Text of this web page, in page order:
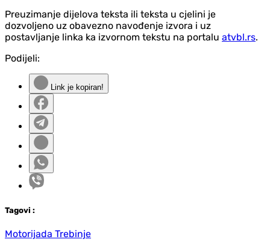
Preuzimanje dijelova teksta ili teksta u cjelini je
dozvoljeno uz obavezno navođenje izvora i uz
postavljanje linka ka izvornom tekstu na portalu atvbl.rs.
Podijeli:
Link je kopiran!
Tagovi :
Motorijada Trebinje